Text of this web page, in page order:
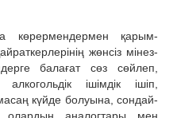
көрермендермен қарым-
жөнсіз мінез-
балағат сөз сөйлеп,
ішімдік ішіп,
масаң күйде болуына, сондай-